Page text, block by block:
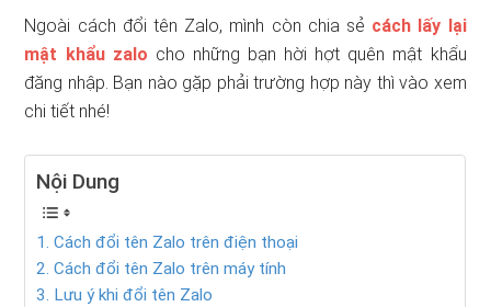
Ngoài cách đổi tên Zalo, mình còn chia sẻ cách lấy lại
mật khẩu zalo cho những bạn hời hợt quên mật khẩu
đăng nhập. Bạn nào gặp phải trường hợp này thì vào xem
chi tiết nhé!
Nội Dung
1. Cách đổi tên Zalo trên điện thoại
2. Cách đổi tên Zalo trên máy tính
3. Lưu ý khi đổi tên Zalo